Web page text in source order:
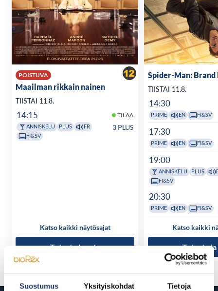
Suostumus Yksityiskohdat Tietoja
POISTUVA
Maailman rikkain nainen
TIISTAI 11.8.
14:15 TILAA
ANNISKELU PLUS
FR
FI&SV
3 PLUS
Katso kaikki näytösajat
Tutustu ja osta
Spider-Man: Brand
TIISTAI 11.8.
14:30
PRIME EN FI&SV
17:30
PRIME EN FI&SV
19:00
ANNISKELU PLUS
FI&SV
20:30
PRIME EN FI&SV
Katso kaikki
Tutustu ja